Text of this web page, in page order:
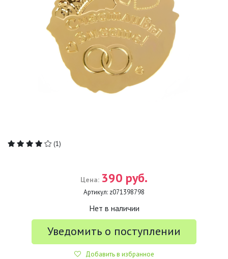
(1)
Цена: 390 руб.
Артикул: z071398798
Нет в наличии
Уведомить о поступлении
Добавить в избранное